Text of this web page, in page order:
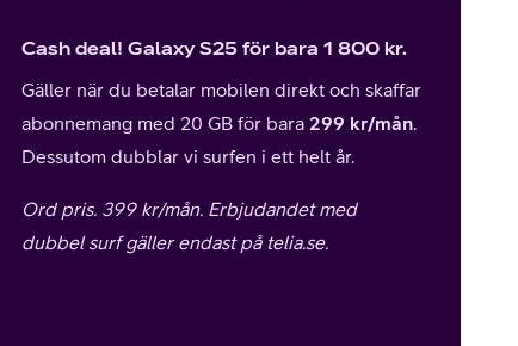
Cash deal! Galaxy S25 för bara 1 800 kr.
Gäller när du betalar mobilen direkt och skaffar
abonnemang med 20 GB för bara 299 kr/mån.
Dessutom dubblar vi surfen i ett helt år.
Ord pris. 399 kr/mån. Erbjudandet med
dubbel surf gäller endast på telia.se.